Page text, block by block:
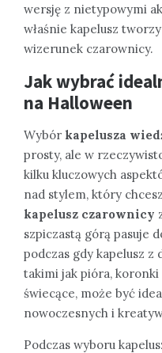
wersję z nietypowymi
właśnie kapelusz
wizerunek czarownicy.
Jak wybrać
na Halloween
Wybór kapelusza
prosty, ale w
kilku kluczowych
nad stylem, który
kapelusz czarownicy
szpiczastą górą pasuje
podczas gdy kapelusz z
takimi jak pióra,
świecące, może być
nowoczesnych i
Podczas wyboru